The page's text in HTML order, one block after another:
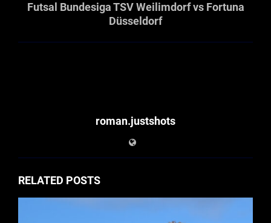
Futsal Bundesiga TSV Weilimdorf vs Fortuna
Düsseldorf
roman.justshots
RELATED POSTS